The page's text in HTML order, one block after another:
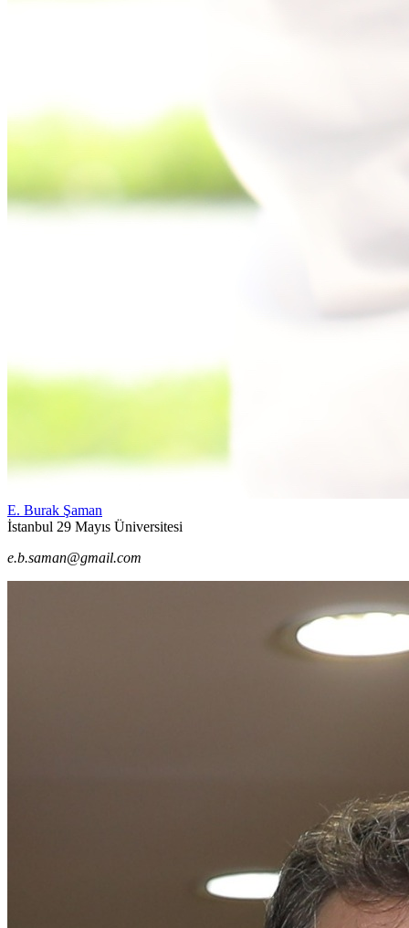
E. Burak Şaman
İstanbul 29 Mayıs Üniversitesi
e.b.saman@gmail.com